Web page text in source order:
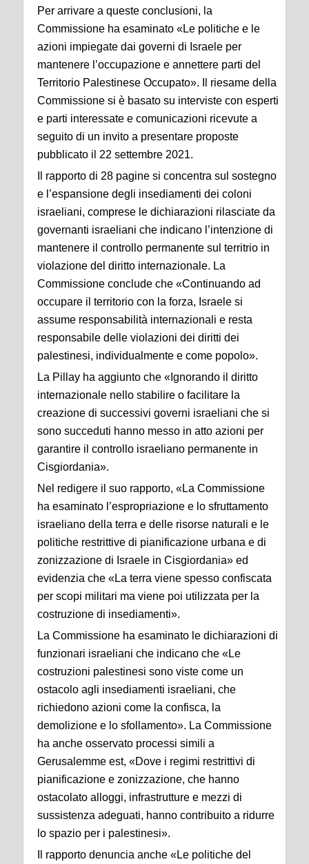
Per arrivare a queste conclusioni, la
Commissione ha esaminato «Le politiche e le
azioni impiegate dai governi di Israele per
mantenere l’occupazione e annettere parti del
Territorio Palestinese Occupato». Il riesame della
Commissione si è basato su interviste con esperti
e parti interessate e comunicazioni ricevute a
seguito di un invito a presentare proposte
pubblicato il 22 settembre 2021.
Il rapporto di 28 pagine si concentra sul sostegno
e l’espansione degli insediamenti dei coloni
israeliani, comprese le dichiarazioni rilasciate da
governanti israeliani che indicano l’intenzione di
mantenere il controllo permanente sul territrio in
violazione del diritto internazionale. La
Commissione conclude che «Continuando ad
occupare il territorio con la forza, Israele si
assume responsabilità internazionali e resta
responsabile delle violazioni dei diritti dei
palestinesi, individualmente e come popolo».
La Pillay ha aggiunto che «Ignorando il diritto
internazionale nello stabilire o facilitare la
creazione di successivi governi israeliani che si
sono succeduti hanno messo in atto azioni per
garantire il controllo israeliano permanente in
Cisgiordania».
Nel redigere il suo rapporto, «La Commissione
ha esaminato l’espropriazione e lo sfruttamento
israeliano della terra e delle risorse naturali e le
politiche restrittive di pianificazione urbana e di
zonizzazione di Israele in Cisgiordania» ed
evidenzia che «La terra viene spesso confiscata
per scopi militari ma viene poi utilizzata per la
costruzione di insediamenti».
La Commissione ha esaminato le dichiarazioni di
funzionari israeliani che indicano che «Le
costruzioni palestinesi sono viste come un
ostacolo agli insediamenti israeliani, che
richiedono azioni come la confisca, la
demolizione e lo sfollamento». La Commissione
ha anche osservato processi simili a
Gerusalemme est, «Dove i regimi restrittivi di
pianificazione e zonizzazione, che hanno
ostacolato alloggi, infrastrutture e mezzi di
sussistenza adeguati, hanno contribuito a ridurre
lo spazio per i palestinesi».
Il rapporto denuncia anche «Le politiche del